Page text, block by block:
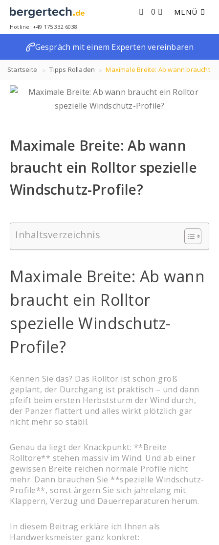
MENÜ
0
Hotline: +49 175 332 6038
Gespräch mit einem Experten vereinbaren
Startseite Tipps Rolladen Maximale Breite: Ab wann braucht
ein Rolltor spezielle Windschutz-Profile?
Maximale Breite: Ab wann
braucht ein Rolltor spezielle
Windschutz-Profile?
Inhaltsverzeichnis
Maximale Breite: Ab wann
braucht ein Rolltor
spezielle Windschutz-
Profile?
Kennen Sie das? Das Rolltor ist schön groß
geplant, der Durchgang ist praktisch – und dann
pfeift beim ersten Herbststurm der Wind durch,
der Panzer flattert und alles wirkt plötzlich gar
nicht mehr so stabil.
Genau da liegt der Knackpunkt: **Breite
Rolltore** stehen massiv im Wind. Und ab einer
gewissen Breite reichen normale Profile nicht
mehr. Dann brauchen Sie **spezielle Windschutz-
Profile**, sonst ärgern Sie sich jahrelang mit
Klappern, Verzug und Dauerreparaturen herum.
In diesem Beitrag erkläre ich Ihnen als
Handwerksmeister ganz konkret: